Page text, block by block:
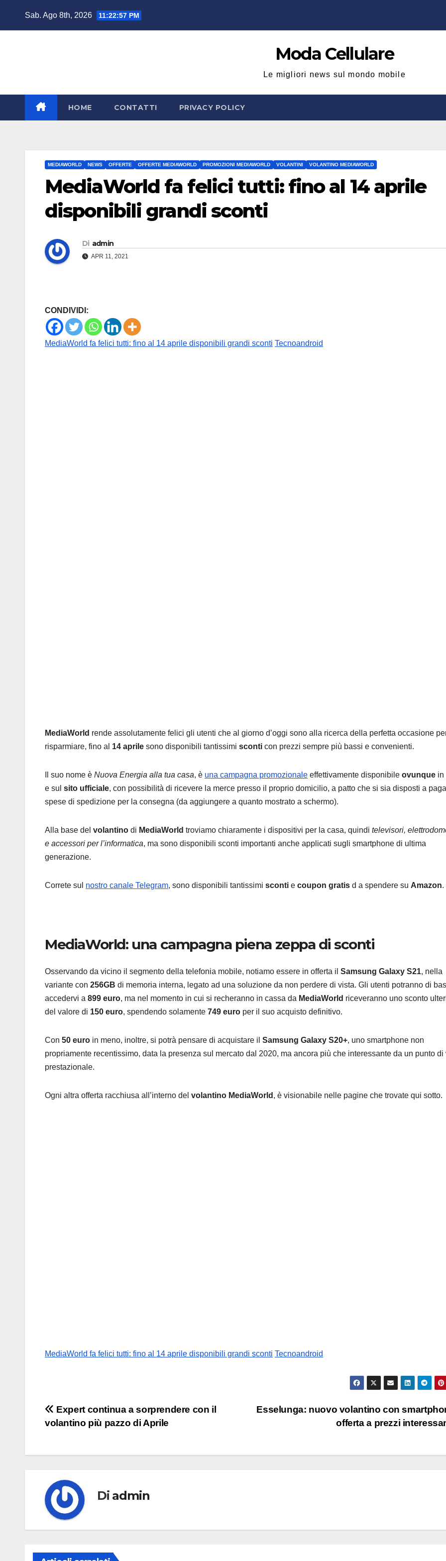
Sab. Ago 8th, 2026 11:22:58 PM
Moda Cellulare
Le migliori news sul mondo mobile
HOME CONTATTI PRIVACY POLICY
MEDIAWORLD NEWS OFFERTE OFFERTE MEDIAWORLD PROMOZIONI MEDIAWORLD VOLANTINI VOLANTINO MEDIAWORLD
MediaWorld fa felici tutti: fino al 14 aprile
disponibili grandi sconti
Di admin
APR 11, 2021
CONDIVIDI:
MediaWorld fa felici tutti: fino al 14 aprile disponibili grandi sconti Tecnoandroid
MediaWorld rende assolutamente felici gli utenti che al giorno d’oggi sono alla ricerca della perfetta occasione
risparmiare, fino al 14 aprile sono disponibili tantissimi sconti con prezzi sempre più bassi e convenienti.
Il suo nome è Nuova Energia alla tua casa, è una campagna promozionale effettivamente disponibile ovunque in
e sul sito ufficiale, con possibilità di ricevere la merce presso il proprio domicilio, a patto che si sia disposti a
spese di spedizione per la consegna (da aggiungere a quanto mostrato a schermo).
Alla base del volantino di MediaWorld troviamo chiaramente i dispositivi per la casa, quindi televisori,
e accessori per l’informatica, ma sono disponibili sconti importanti anche applicati sugli smartphone di ultima
generazione.
Correte sul nostro canale Telegram, sono disponibili tantissimi sconti e coupon gratis d a spendere su Amazon.
MediaWorld: una campagna piena zeppa di sconti
Osservando da vicino il segmento della telefonia mobile, notiamo essere in offerta il Samsung Galaxy S21, nella
variante con 256GB di memoria interna, legato ad una soluzione da non perdere di vista. Gli utenti potranno di
accedervi a 899 euro, ma nel momento in cui si recheranno in cassa da MediaWorld riceveranno uno sconto
del valore di 150 euro, spendendo solamente 749 euro per il suo acquisto definitivo.
Con 50 euro in meno, inoltre, si potrà pensare di acquistare il Samsung Galaxy S20+, uno smartphone non
propriamente recentissimo, data la presenza sul mercato dal 2020, ma ancora più che interessante da un punto di
prestazionale.
Ogni altra offerta racchiusa all’interno del volantino MediaWorld , è visionabile nelle pagine che trovate qui sotto.
MediaWorld fa felici tutti: fino al 14 aprile disponibili grandi sconti Tecnoandroid
Navigazione
articoli
Esselunga: nuovo volantino con
offerta a prezzi
Expert continua a sorprendere con il
volantino più pazzo di Aprile
Di admin